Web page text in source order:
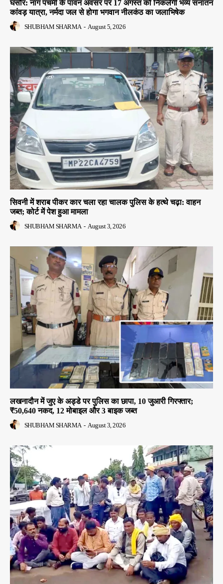
घंसौर: नाग पंचमी के पावन अवसर पर 17 अगस्त को निकलेगी भव्य सनातन
कांवड़ यात्रा, नर्मदा जल से होगा भगवान नीलकंठ का जलाभिषेक
SHUBHAM SHARMA - August 5, 2026
सिवनी में शराब पीकर कार चला रहा चालक पुलिस के हत्थे चढ़ा: वाहन
जब्त; कोर्ट में पेश हुआ मामला
SHUBHAM SHARMA - August 3, 2026
लखनादौन में जुए के अड्डे पर पुलिस का छापा, 10 जुआरी गिरफ्तार;
₹50,640 नकद, 12 मोबाइल और 3 बाइक जब्त
SHUBHAM SHARMA - August 3, 2026